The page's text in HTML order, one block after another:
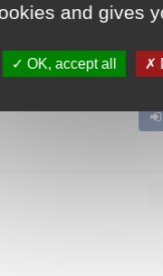
and gives
OK, accept all